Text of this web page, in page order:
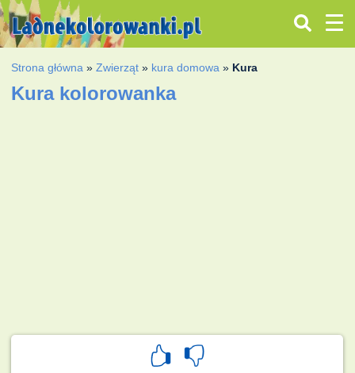
Strona główna »Zwierząt » kura domowa » Kura
Kura kolorowanka